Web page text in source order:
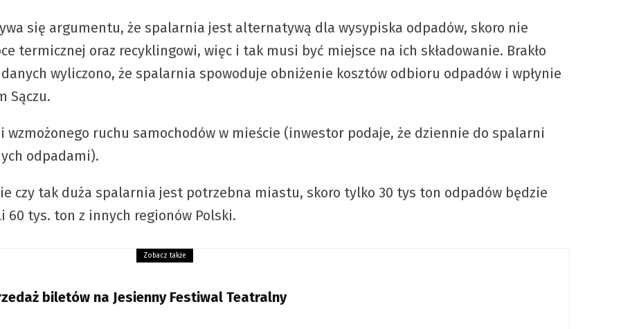
się argumentu, że spalarnia jest alternatywą dla wysypiska odpadów, skoro nie
termicznej oraz recyklingowi, więc i tak musi być miejsce na ich składowanie. Brakło
wyliczono, że spalarnia spowoduje obniżenie kosztów odbioru odpadów i wpłynie
Sączu.
wzmożonego ruchu samochodów w mieście (inwestor podaje, że dziennie do spalarni
odpadami).
czy tak duża spalarnia jest potrzebna miastu, skoro tylko 30 tys ton odpadów będzie
60 tys. ton z innych regionów Polski.
Zobacz także
biletów na Jesienny Festiwal Teatralny